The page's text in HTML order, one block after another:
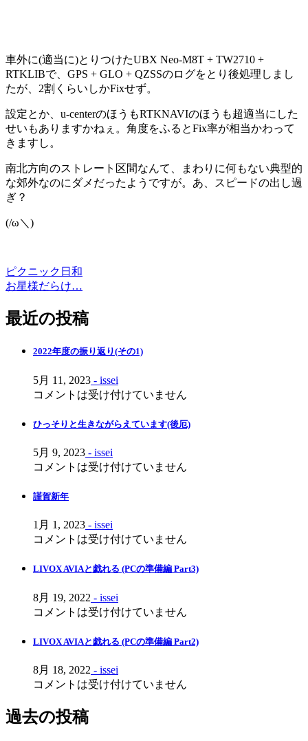
車外に(適当に)とりつけたUBX Neo-M8T + TW2710 +
RTKLIBで、GPS + GLO + QZSSのログをとり後処理しまし
たが、2割くらいしかFixせず。
設定とか、u-centerのほうもRTKNAVIのほうも超適当にした
せいもありますかねぇ。角度をふるとFix率が相当かわって
きますし。
南北方向のストレート区間なんて、まわりに何もない典型的
な郊外なのにダメだったようですが。あ、スピードの出し過
ぎ？
(/ω＼)
投
稿
ナ
ピクニック日和
お星様だらけ…
最近の投稿
2022年度の振り返り(その1)
5月 11, 2023 - issei
コメントは受け付けていません
ひっそりと生きながらえています(後厄)
5月 9, 2023 - issei
コメントは受け付けていません
謹賀新年
1月 1, 2023 - issei
コメントは受け付けていません
LIVOX AVIAと戯れる (PCの準備編 Part3)
8月 19, 2022 - issei
コメントは受け付けていません
LIVOX AVIAと戯れる (PCの準備編 Part2)
8月 18, 2022 - issei
コメントは受け付けていません
過去の投稿